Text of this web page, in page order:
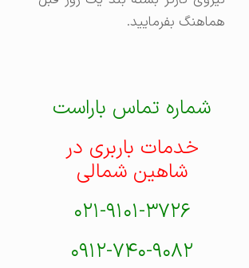
هماهنگ بفرمایید.
شماره تماس باراست
خدمات باربری در
شاهین شمالی
۰۲۱-۹۱۰۱-۳۷۲۶
۰۹۱۲-۷۴۰-۹۰۸۲